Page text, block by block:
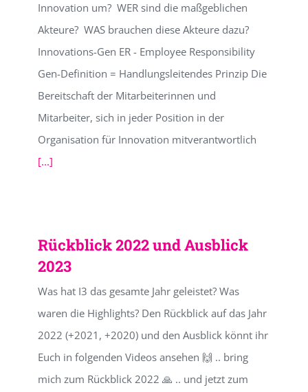
Innovation um? WER sind die maßgeblichen
Akteure? WAS brauchen diese Akteure dazu?
Innovations-Gen ER - Employee Responsibility
Gen-Definition = Handlungsleitendes Prinzip Die
Bereitschaft der Mitarbeiterinnen und
Mitarbeiter, sich in jeder Position in der
Organisation für Innovation mitverantwortlich
[...]
Rückblick 2022 und Ausblick
2023
Was hat I3 das gesamte Jahr geleistet? Was
waren die Highlights? Den Rückblick auf das Jahr
2022 (+2021, +2020) und den Ausblick könnt ihr
Euch in folgenden Videos ansehen 🙌 .. bring
mich zum Rückblick 2022 🙏 .. und jetzt zum